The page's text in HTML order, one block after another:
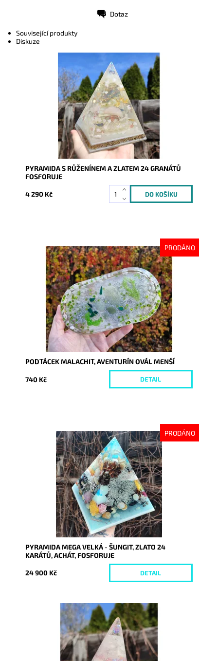
Dotaz
Související produkty
Diskuze
Dostupnost:
Skladem
6245
PYRAMIDA S RŮŽENÍNEM A ZLATEM 24 GRANÁTŮ
FOSFORUJE
4 290 Kč
PRODÁNO
Dostupnost:
Vyprodáno
9950
PODTÁCEK MALACHIT, AVENTURÍN OVÁL MENŠÍ
740 Kč DETAIL
PRODÁNO
Dostupnost:
Vyprodáno
8363
PYRAMIDA MEGA VELKÁ - ŠUNGIT, ZLATO 24
KARÁTŮ, ACHÁT, FOSFORUJE
24 900 Kč DETAIL
Dostupnost:
Skladem
6350